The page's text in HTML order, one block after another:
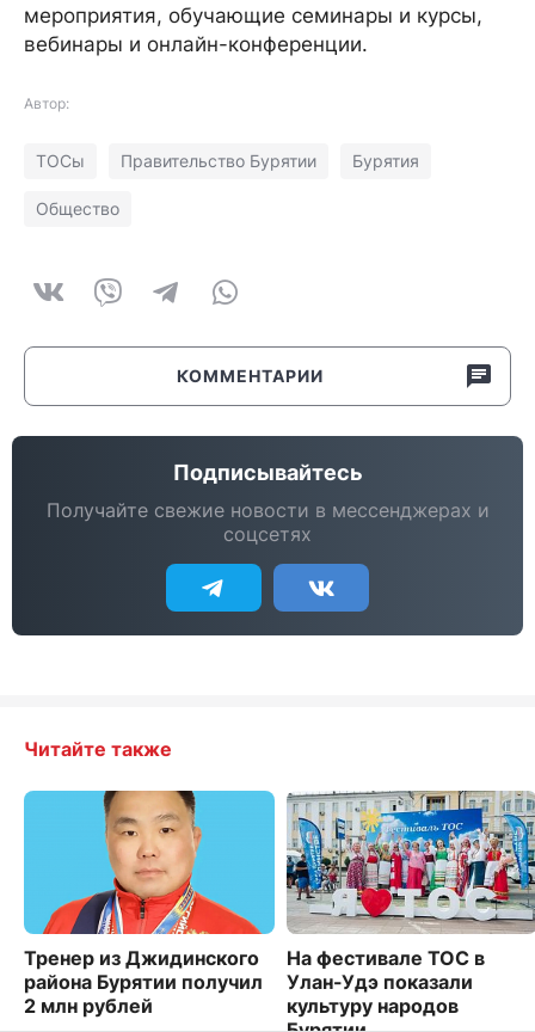
мероприятия, обучающие семинары и курсы,
вебинары и онлайн-конференции.
Автор:
ТОСы Правительство Бурятии Бурятия
Общество
КОММЕНТАРИИ
Подписывайтесь
Получайте свежие новости в мессенджерах и
соцсетях
Читайте также
Тренер из Джидинского
района Бурятии получил
2 млн рублей
На фестивале ТОС в
Улан-Удэ показали
культуру народов